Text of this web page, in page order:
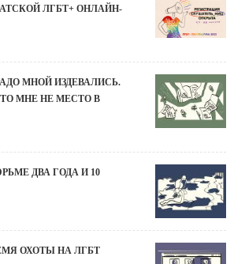
ЛГБТ+ ОНЛАЙН-
МНОЙ ИЗДЕВАЛИСЬ.
МНЕ НЕ МЕСТО В
ДВА ГОДА И 10
ОХОТЫ НА ЛГБТ